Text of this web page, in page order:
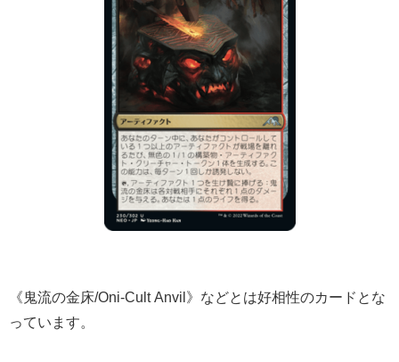
《鬼流の金床/Oni-Cult Anvil》などとは好相性のカードとな
っています。